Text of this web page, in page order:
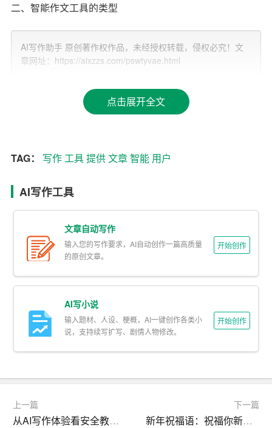
二、智能作文工具的类型
1. 文本生成工具：这类工具可以根据用户输入的关键词、
主题或提纲，自动生成一篇完整的文章。
法、拼写、用词等方面的检查和修改。
4. 知识问答工具：这类工具可以回答用户关于写作方面的
问题，如写作技巧、素材搜集等。
三、智能作文工具的优势
1. 提高写作效率：智能作文工具可以帮助用户快速生成文
章，节省了大量的时间和精力。
2. 提高写作质量：智能作文工具能够对文章进行语法、拼
写、用词等方面的检查和修改，确保文章的准确性。
3. 丰富写作思路：智能作文工具可以为用户提供写作建议
和灵感，帮助用户拓展思路，提高创新能力。
四、如何为作文创作提供无限帮助
AI写作助手 原创著作权作品，未经授权转载，侵权必究！文
章网址：https://aixzzs.com/pswtyvae.html
点击展开全文
TAG： 写作工具提供文章智能 用户
AI写作工具
文章自动写作
输入您的写作要求，AI自动创作一篇高质量
的原创文章。
开始创作
AI写小说
输入题材、人设、梗概，AI一键创作各类小
说，支持续写扩写、剧情人物修改。
开始创作
上一篇
从AI写作体验看安全教育心得体会的新趋势
下一篇
新年祝福语：祝福你新年好_新年祝福语